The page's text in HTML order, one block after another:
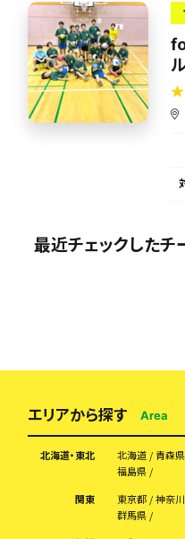
ル
最近チェックしたチ
エリアから探す Area
北海道・東北 北海道 青森県
福島県
関東
東京都 神奈
群馬県